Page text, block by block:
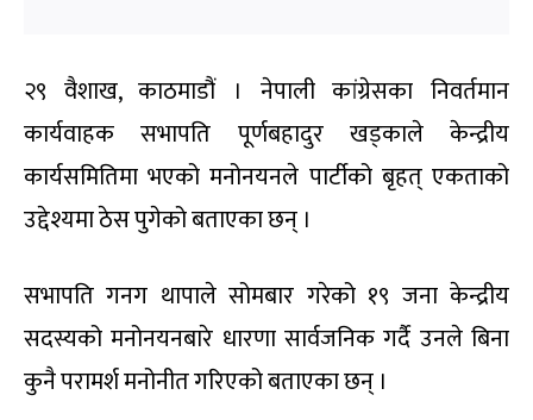
२९ वैशाख, काठमाडौं । नेपाली कांग्रेसका निवर्तमान
कार्यवाहक सभापति पूर्णबहादुर खड्काले केन्द्रीय
कार्यसमितिमा भएको मनोनयनले पार्टीको बृहत् एकताको
उद्देश्यमा ठेस पुगेको बताएका छन् ।
सभापति गनग थापाले सोमबार गरेको १९ जना केन्द्रीय
सदस्यको मनोनयनबारे धारणा सार्वजनिक गर्दै उनले बिना
कुनै परामर्श मनोनीत गरिएको बताएका छन् ।